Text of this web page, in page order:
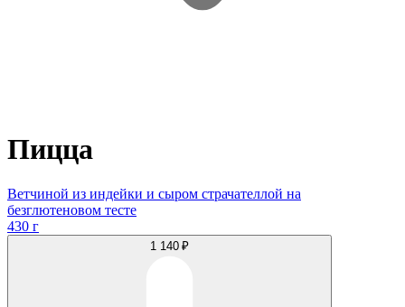
Пицца
Ветчиной из индейки и сыром страчателлой на
безглютеновом тесте
430 г
1 140 ₽